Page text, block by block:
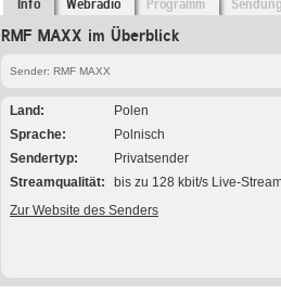
Info Webradio Programm
RMF MAXX im Überblick
Sender: RMF MAXX
Land
Polen
Sprache
Polnisch
Sendertyp
Privatsender
Streamqualität
bis zu 128 kbit/s Live-
Zur Website des Senders